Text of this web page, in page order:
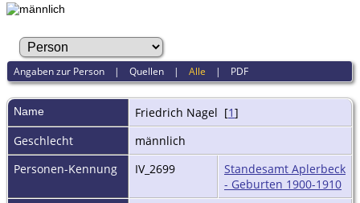
Angaben zur Person |Quellen |Alle | PDF
Name Friedrich Nagel [1]
Geschlecht
männlich
Personen-Kennung
IV_2699
Standesamt Aplerbeck
- Geburten 1900-1910